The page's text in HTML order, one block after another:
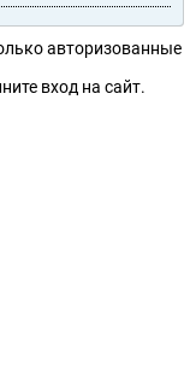
авторизованные
вход на сайт.